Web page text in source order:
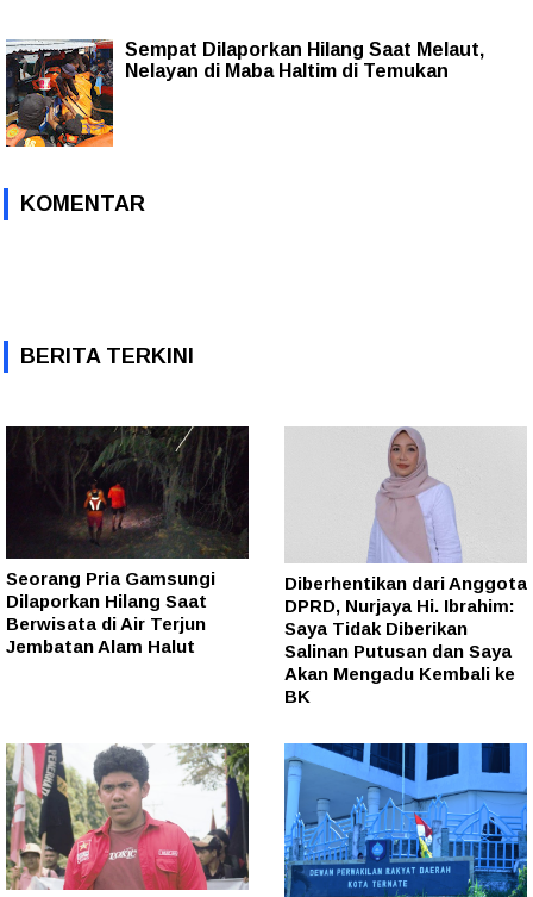
Sempat Dilaporkan Hilang Saat Melaut,
Nelayan di Maba Haltim di Temukan
KOMENTAR
BERITA TERKINI
Seorang Pria Gamsungi
Dilaporkan Hilang Saat
Berwisata di Air Terjun
Jembatan Alam Halut
Diberhentikan dari Anggota
DPRD, Nurjaya Hi. Ibrahim:
Saya Tidak Diberikan
Salinan Putusan dan Saya
Akan Mengadu Kembali ke
BK